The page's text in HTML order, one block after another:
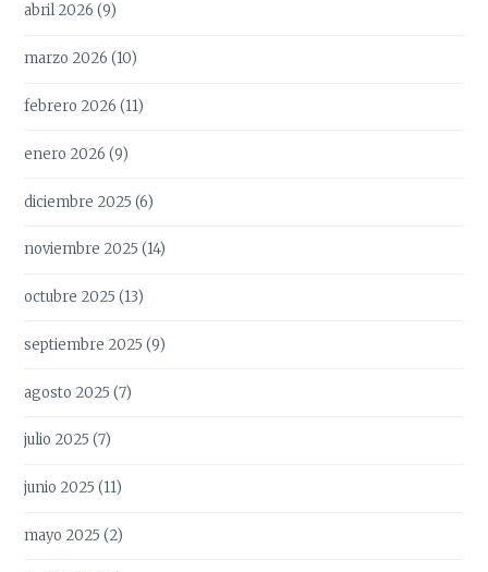
abril 2026 (9)
marzo 2026 (10)
febrero 2026 (11)
enero 2026 (9)
diciembre 2025 (6)
noviembre 2025 (14)
octubre 2025 (13)
septiembre 2025 (9)
agosto 2025 (7)
julio 2025 (7)
junio 2025 (11)
mayo 2025 (2)